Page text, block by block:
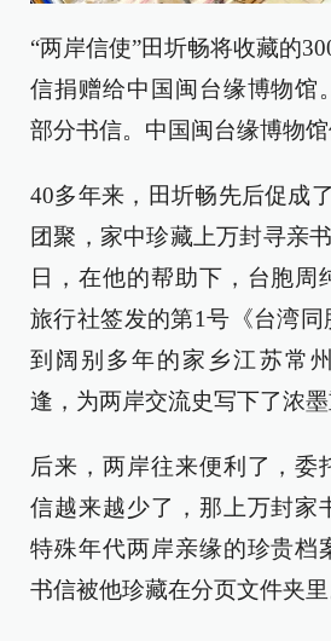
“两岸信使”田圻畅将收藏的
信捐赠给中国闽台缘博物馆
部分书信。中国闽台缘博物馆
40多年来，田圻畅先后促成
团聚，家中珍藏上万封寻亲
日，在他的帮助下，台胞周
旅行社签发的第1号《台湾同
到阔别多年的家乡江苏常
逢，为两岸交流史写下了浓墨
后来，两岸往来便利了，委
信越来越少了，那上万封家
特殊年代两岸亲缘的珍贵档
书信被他珍藏在分页文件夹里